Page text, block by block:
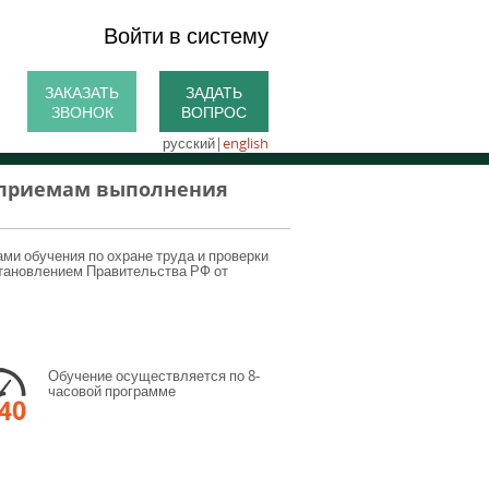
Войти в систему
ЗАКАЗАТЬ
ЗВОНОК
ЗАДАТЬ
ВОПРОС
русский|english
выполнения
обучения по охране труда и проверки
Правительства РФ от
Обучение осуществляется по 8-
часовой программе